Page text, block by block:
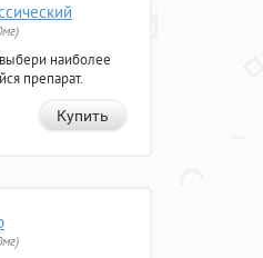
наиболее
препарат.
Купить